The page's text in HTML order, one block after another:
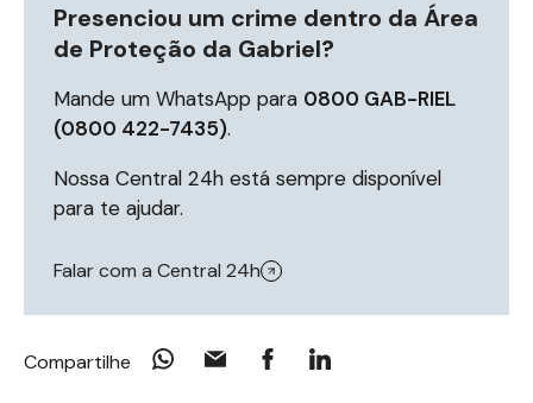
Presenciou um crime dentro da Área
de Proteção da Gabriel?
Mande um WhatsApp para 0800 GAB-RIEL
(0800 422-7435).
Nossa Central 24h está sempre disponível
para te ajudar.
Falar com a Central 24h
Compartilhe